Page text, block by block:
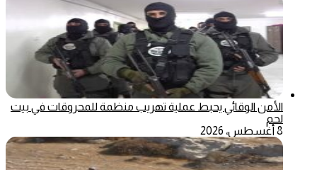
الأمن الوقائي يحبط عملية تهريب منظمة للمحروقات في بيت
لحم
8 أغسطس، 2026